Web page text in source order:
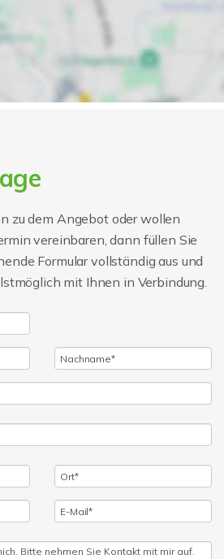
zu dem Angebot oder wollen
vereinbaren, dann füllen Sie
Formular vollständig aus und
mit Ihnen in Verbindung.